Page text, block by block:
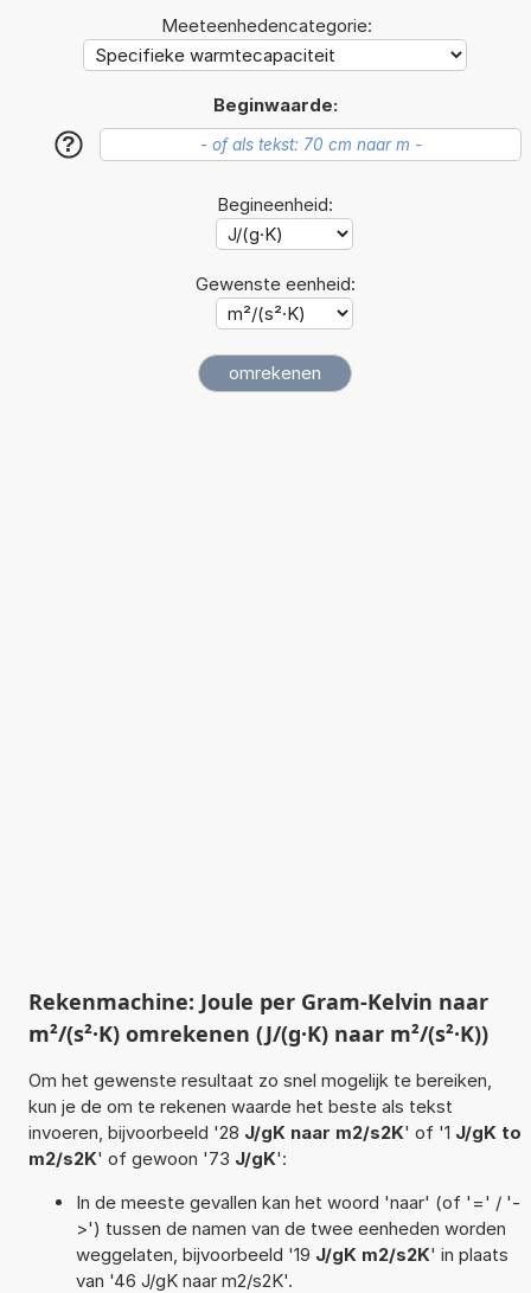
Meeteenhedencategorie:
Beginwaarde:
?
Begineenheid:
Gewenste eenheid:
Rekenmachine: Joule per Gram-Kelvin naar
m²/(s²·K) omrekenen (J/(g·K) naar m²/(s²·K))
Om het gewenste resultaat zo snel mogelijk te bereiken,
kun je de om te rekenen waarde het beste als tekst
invoeren, bijvoorbeeld '28 J/gK naar m2/s2K' of '1 J/gK to
m2/s2K' of gewoon '73 J/gK':
In de meeste gevallen kan het woord 'naar' (of '=' / '-
>') tussen de namen van de twee eenheden worden
weggelaten, bijvoorbeeld '19 J/gK m2/s2K' in plaats
van '46 J/gK naar m2/s2K'.